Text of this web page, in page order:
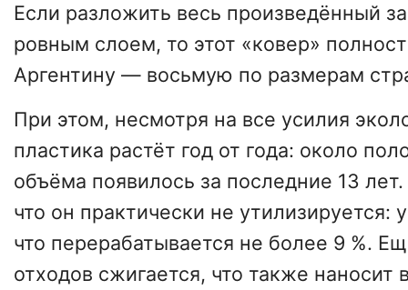
Если разложить весь произведённый
ровным слоем, то этот «ковер»
Аргентину — восьмую по размерам
При этом, несмотря на все усилия
пластика растёт год от года: около
объёма появилось за последние 13
что он практически не утилизируется:
что перерабатывается не более 9 %.
отходов сжигается, что также наносит